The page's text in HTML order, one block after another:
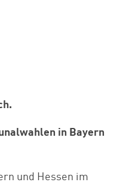
in Bayern
und Hessen im